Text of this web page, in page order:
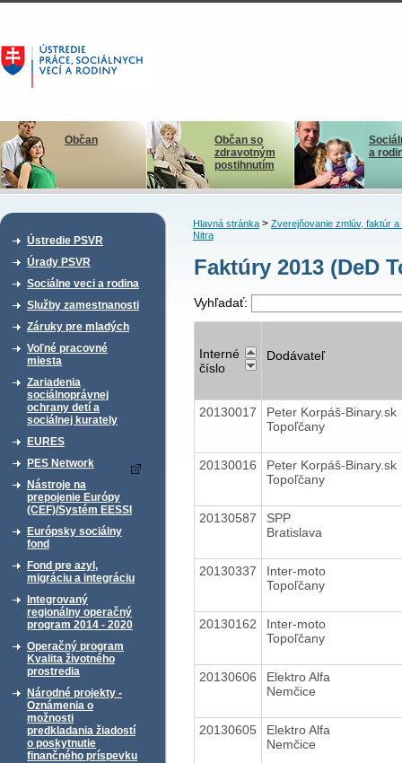
Občan
Občan so
zdravotným
postihnutím
a
Ústredie PSVR
Úrady PSVR
Sociálne veci a rodina
Služby zamestnanosti
Záruky pre mladých
Voľné pracovné
miesta
Zariadenia
sociálnoprávnej
ochrany detí a
sociálnej kurately
EURES
PES Network
Nástroje na
prepojenie Európy
(CEF)/Systém EESSI
Európsky sociálny
fond
Fond pre azyl,
migráciu a integráciu
Integrovaný
regionálny operačný
program 2014 - 2020
Operačný program
Kvalita životného
prostredia
Národné projekty -
Oznámenia o
možnosti
predkladania žiadostí
o poskytnutie
finančného príspevku
Hlavná stránka> Zverejňovanie zmlúv, faktúr a
Nitra
Faktúry 2013 (DeD
Vyhľadať:
Interné
číslo
Dodávateľ
20130017
Peter Korpáš-Binary.sk
Topoľčany
20130016
Peter Korpáš-Binary.sk
Topoľčany
20130587
SPP
Bratislava
20130337
Inter-moto
Topoľčany
20130162
Inter-moto
Topoľčany
20130606
Elektro Alfa
Nemčice
20130605
Elektro Alfa
Nemčice